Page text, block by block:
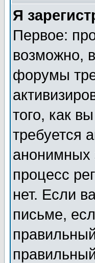
Я
Первое:
возможно,
форумы
того, как
требуется
анонимных
процесс
нет. Если
письме,